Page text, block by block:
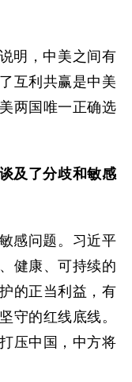
明，中美之间有
互利共赢是中美
两国唯一正确选
及了分歧和敏感
感问题。习近平
健康、可持续的
的正当利益，有
守的红线底线。
压中国，中方将